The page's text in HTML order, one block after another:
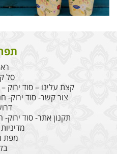
סל
קצת עלינו – סוד ירוק
צור קשר- סוד ירוק-
תקנון אתר- סוד
מפת